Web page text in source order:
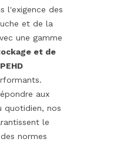
l'exigence des
et de la
une gamme
et de
aux
quotidien, nos
le
normes